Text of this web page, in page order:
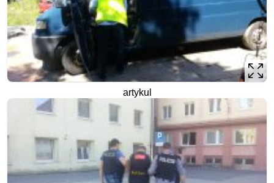
artykul